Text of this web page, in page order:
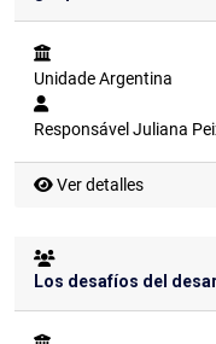
UnidadeArgentina
Responsável Juliana
Ver detalles
Los desafíos del